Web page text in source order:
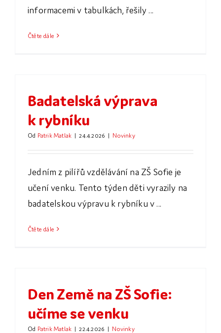
informacemi v tabulkách, řešily ...
Čtěte dále
Badatelská výprava
k rybníku
Od Patrik Matlak | 24.4.2026 | Novinky
Jedním z pilířů vzdělávání na ZŠ Sofie je
učení venku. Tento týden děti vyrazily na
badatelskou výpravu k rybníku v ...
Čtěte dále
Den Země na ZŠ Sofie:
učíme se venku
Od Patrik Matlak | 22.4.2026 | Novinky